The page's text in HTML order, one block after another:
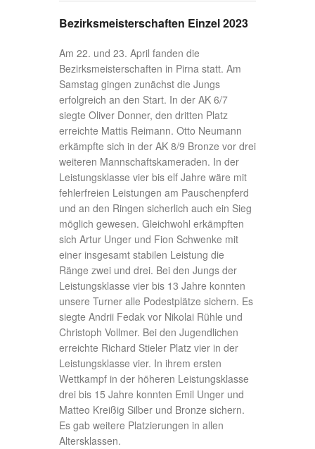
Bezirksmeisterschaften Einzel 2023
Am 22. und 23. April fanden die
Bezirksmeisterschaften in Pirna statt. Am
Samstag gingen zunächst die Jungs
erfolgreich an den Start. In der AK 6/7
siegte Oliver Donner, den dritten Platz
erreichte Mattis Reimann. Otto Neumann
erkämpfte sich in der AK 8/9 Bronze vor drei
weiteren Mannschaftskameraden. In der
Leistungsklasse vier bis elf Jahre wäre mit
fehlerfreien Leistungen am Pauschenpferd
und an den Ringen sicherlich auch ein Sieg
möglich gewesen. Gleichwohl erkämpften
sich Artur Unger und Fion Schwenke mit
einer insgesamt stabilen Leistung die
Ränge zwei und drei. Bei den Jungs der
Leistungsklasse vier bis 13 Jahre konnten
unsere Turner alle Podestplätze sichern. Es
siegte Andrii Fedak vor Nikolai Rühle und
Christoph Vollmer. Bei den Jugendlichen
erreichte Richard Stieler Platz vier in der
Leistungsklasse vier. In ihrem ersten
Wettkampf in der höheren Leistungsklasse
drei bis 15 Jahre konnten Emil Unger und
Matteo Kreißig Silber und Bronze sichern.
Es gab weitere Platzierungen in allen
Altersklassen.